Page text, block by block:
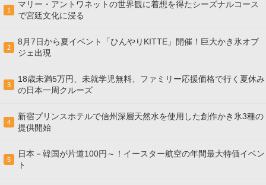
1
マリー・アントワネットの世界観に着想を得たシーズナルコース
で宮廷文化に浸る
2
8月7日から夏イベント「ひんやりKITTE」開催！巨大かき氷オブ
ジェ出現
3
18歳未満5万円、未就学児無料、ファミリー応援価格で行く夏休み
の日本一周クルーズ
4
新宿プリンスホテルで信州深層天然水を使用した創作かき氷3種の
提供開始
5
日本－韓国が片道100円～！イースター航空の年間最大特価イベン
ト